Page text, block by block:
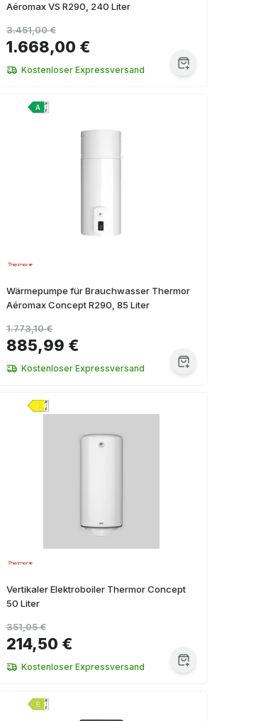
Aéromax VS R290, 240 Liter
1.668,00 €
3.451,00 €
Kostenloser Expressversand
Wärmepumpe für Brauchwasser Thermor
Aéromax Concept R290, 85 Liter
885,99 €
1.773,10 €
Kostenloser Expressversand
Vertikaler Elektroboiler Thermor Concept
50 Liter
214,50 €
351,05 €
Kostenloser Expressversand